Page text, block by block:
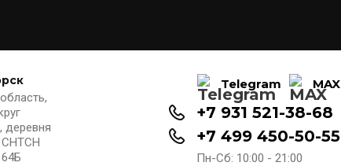
деревня
СНТСН
Telegram MAX
+7 931 521-38-68
+7 499 450-50-55
Пн-Сб: 10:00 - 21:00